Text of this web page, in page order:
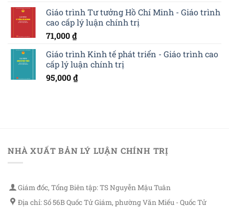
Giáo trình Tư tưởng Hồ Chí Minh - Giáo trình
cao cấp lý luận chính trị
71,000₫
Giáo trình Kinh tế phát triển - Giáo trình cao
cấp lý luận chính trị
95,000₫
NHÀ XUẤT BẢN LÝ LUẬN CHÍNH TRỊ
Giám đốc, Tổng Biên tập: TS Nguyễn Mậu Tuân
Địa chỉ: Số 56B Quốc Tử Giám, phường Văn Miếu - Quốc Tử